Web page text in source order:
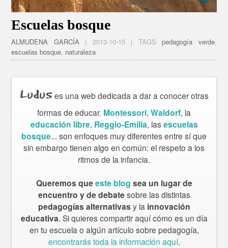
Escuelas bosque
ALMUDENA GARCÍA| 2013-10-15 | TAGSpedagogía verde,
escuelas bosque, naturaleza
Luduses una web dedicada a dar a conocer otras
formas de educar. Montessori, Waldorf, la
educación libre, Reggio-Emilia, las escuelas
bosque... son enfoques muy diferentes entre sí que
sin embargo tienen algo en común: el respeto a los
ritmos de la infancia.
Queremos queeste blog sea un lugar de
encuentro y de debatesobre las distintas
pedagogías alternativas y la innovación
educativa. Si quieres compartir aquí cómo es un día
en tu escuela o algún artículo sobre pedagogía,
encontrarás toda la información aquí.